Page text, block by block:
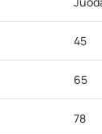
45
65
78